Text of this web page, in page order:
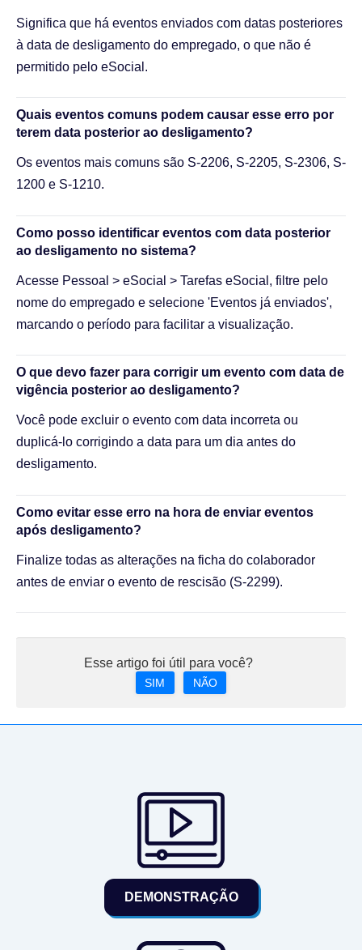
Significa que há eventos enviados com datas posteriores
à data de desligamento do empregado, o que não é
permitido pelo eSocial.
Quais eventos comuns podem causar esse erro por
terem data posterior ao desligamento?
Os eventos mais comuns são S-2206, S-2205, S-2306, S-
1200 e S-1210.
Como posso identificar eventos com data posterior
ao desligamento no sistema?
Acesse Pessoal > eSocial > Tarefas eSocial, filtre pelo
nome do empregado e selecione 'Eventos já enviados',
marcando o período para facilitar a visualização.
O que devo fazer para corrigir um evento com data de
vigência posterior ao desligamento?
Você pode excluir o evento com data incorreta ou
duplicá-lo corrigindo a data para um dia antes do
desligamento.
Como evitar esse erro na hora de enviar eventos
após desligamento?
Finalize todas as alterações na ficha do colaborador
antes de enviar o evento de rescisão (S-2299).
Esse artigo foi útil para você?
SIM NÃO
DEMONSTRAÇÃO